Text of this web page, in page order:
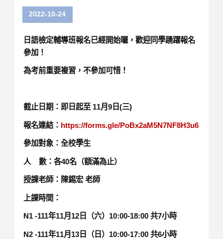
2022-10-24
日語檢定輔導班報名已經開始囉，歡迎同學踴躍報名
參加！
為考前重要複習，不參加可惜！
截止日期： 即日起至11月9日(三)
報名連結： https://forms.gle/PoBx2aM5N7NF8H3u6
參加對象： 全校學生
人 數： 各40名（額滿為止）
授課老師：陳錫宏老師
上課時間：
N1 -111年11月12日（六）10:00-18:00 共7小時
N2 -111年11月13日（日）10:00-17:00 共6小時